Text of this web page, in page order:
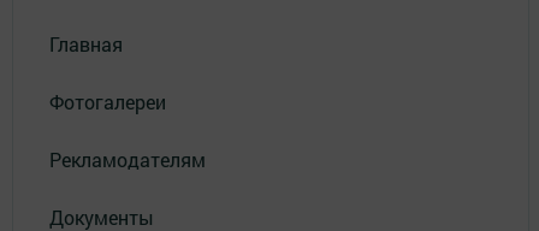
Главная
Фотогалереи
Рекламодателям
Документы